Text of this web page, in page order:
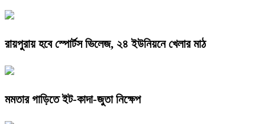
রায়পুরায় হবে স্পোর্টস ভিলেজ, ২৪ ইউনিয়নে খেলার মাঠ
মমতার গাড়িতে ইট-কাদা-জুতা নিক্ষেপ